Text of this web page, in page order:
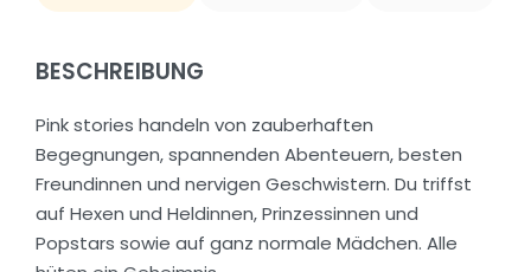
BESCHREIBUNG
Pink stories handeln von zauberhaften
Begegnungen, spannenden Abenteuern, besten
Freundinnen und nervigen Geschwistern. Du triffst
auf Hexen und Heldinnen, Prinzessinnen und
Popstars sowie auf ganz normale Mädchen. Alle